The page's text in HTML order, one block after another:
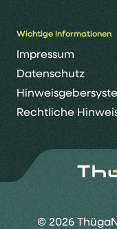
Wichtige Informationen
Impressum
Datenschutz
Rechtliche
© 2026